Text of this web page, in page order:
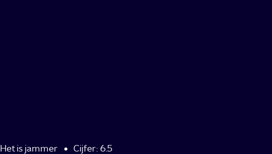
Het is jammer
Cijfer: 6.5